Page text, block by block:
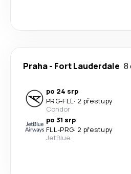
Praha- Fort Lauderdale 8
po 24 srp
PRG-FLL· 2 přestupy
Condor
po 31 srp
FLL-PRG· 2 přestupy
JetBlue